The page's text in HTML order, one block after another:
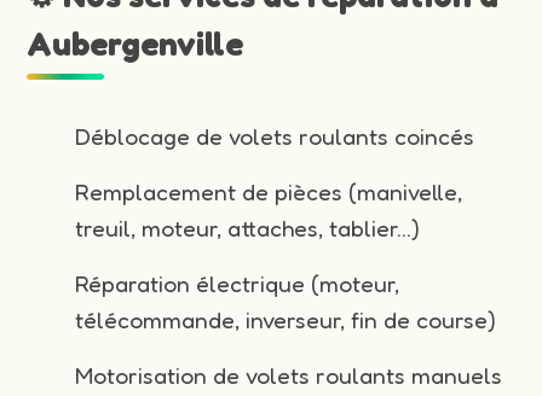
Aubergenville
Déblocage de volets roulants coincés
Remplacement de pièces (manivelle,
treuil, moteur, attaches, tablier…)
Réparation électrique (moteur,
télécommande, inverseur, fin de course)
Motorisation de volets roulants manuels